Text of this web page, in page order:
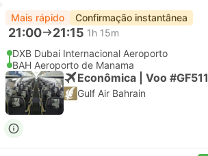
Mais rápido Confirmação instantânea
21:00 21:15 1h 15m
DXB Dubai Internacional Aeroporto
BAH Aeroporto de Manama
Econômica | Voo #GF511
Gulf Air Bahrain